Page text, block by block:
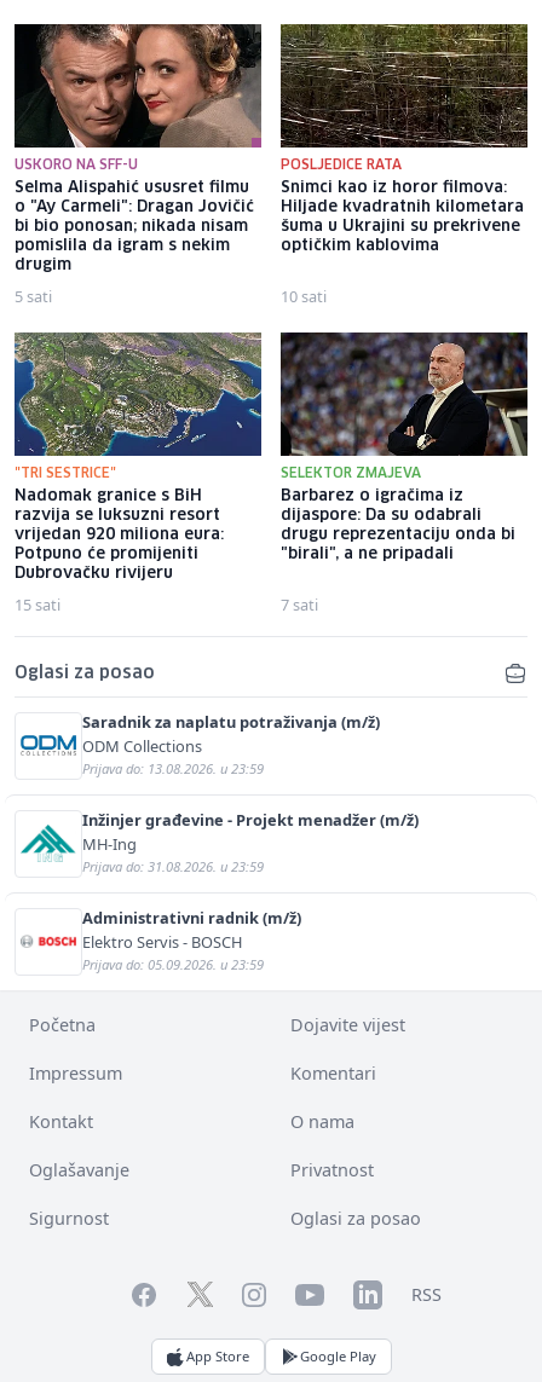
USKORO NA SFF-U
Selma Alispahić ususret filmu
o "Ay Carmeli": Dragan Jovičić
bi bio ponosan; nikada nisam
pomislila da igram s nekim
drugim
5 sati
POSLJEDICE RATA
Snimci kao iz horor filmova:
Hiljade kvadratnih kilometara
šuma u Ukrajini su prekrivene
optičkim kablovima
10 sati
"TRI SESTRICE"
Nadomak granice s BiH
razvija se luksuzni resort
vrijedan 920 miliona eura:
Potpuno će promijeniti
Dubrovačku rivijeru
15 sati
SELEKTOR ZMAJEVA
Barbarez o igračima iz
dijaspore: Da su odabrali
drugu reprezentaciju onda bi
"birali", a ne pripadali
7 sati
Oglasi za posao
Saradnik za naplatu potraživanja (m/ž)
ODM Collections
Prijava do: 13.08.2026. u 23:59
Inžinjer građevine - Projekt menadžer (m/ž)
MH-Ing
Prijava do: 31.08.2026. u 23:59
Administrativni radnik (m/ž)
Elektro Servis - BOSCH
Prijava do: 05.09.2026. u 23:59
Početna Dojavite vijest
Impressum Komentari
Kontakt O nama
Oglašavanje Privatnost
Sigurnost Oglasi za posao
FacebookTwitterInstagramYouTubeLinkedInRSS
App Store Google Play